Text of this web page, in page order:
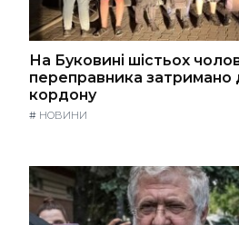
На Буковині шістьох
переправника
кордону
# НОВИНИ